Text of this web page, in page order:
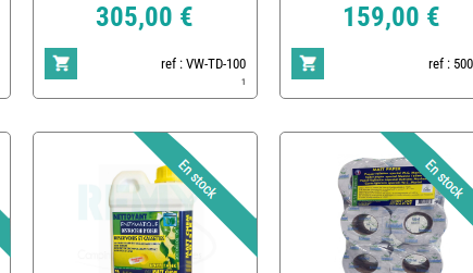
305,00 €
ref : VW-TD-100
1
159,00 €
ref :